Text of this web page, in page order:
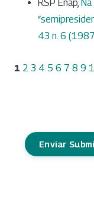
RSP Enap,
43 n. 6
1 2 3 4 5 6 7 8 9
Enviar